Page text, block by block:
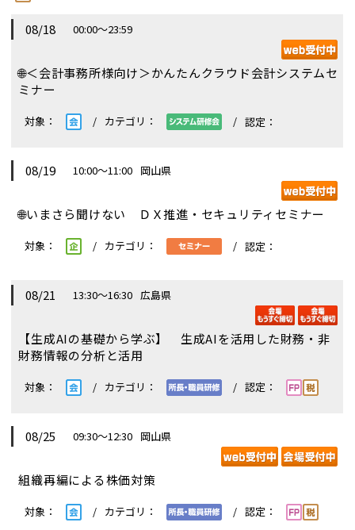
08/18 00:00～23:59
🌐＜会計事務所様向け＞かんたんクラウド会計システムセ
ミナー
08/19 10:00～11:00 岡山県
🌐いまさら聞けない ＤＸ推進・セキュリティセミナー
08/21 13:30～16:30 広島県
【生成AIの基礎から学ぶ】 生成AIを活用した財務・非
財務情報の分析と活用
08/25 09:30～12:30 岡山県
組織再編による株価対策